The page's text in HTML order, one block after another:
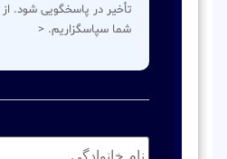
تأخیر در پاسخگویی شود.
شما سپاسگزاریم. <
نام
خانوادگی: *